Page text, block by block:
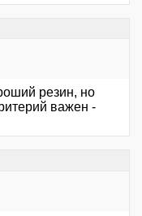
резин, но
важен -